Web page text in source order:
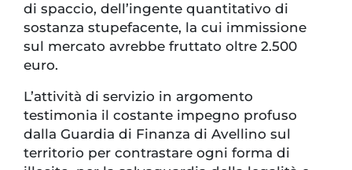
di spaccio, dell’ingente quantitativo di
sostanza stupefacente, la cui immissione
sul mercato avrebbe fruttato oltre 2.500
euro.
L’attività di servizio in argomento
testimonia il costante impegno profuso
dalla Guardia di Finanza di Avellino sul
territorio per contrastare ogni forma di